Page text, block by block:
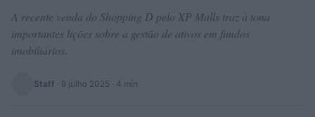
A recente venda do Shopping D pelo XP Malls traz à tona
importantes lições sobre a gestão de ativos em fundos
imobiliários.
Staff · 9 julho 2025 · 4 min